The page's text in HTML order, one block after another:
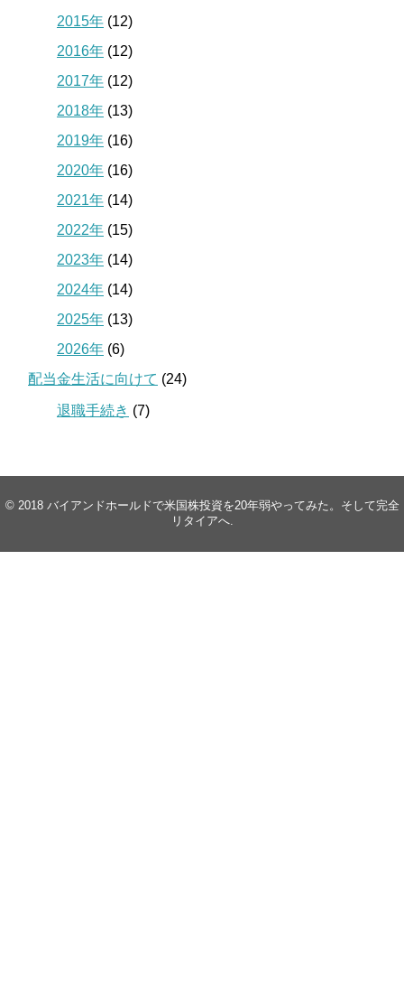
2015年 (12)
2016年 (12)
2017年 (12)
2018年 (13)
2019年 (16)
2020年 (16)
2021年 (14)
2022年 (15)
2023年 (14)
2024年 (14)
2025年 (13)
2026年 (6)
配当金生活に向けて (24)
退職手続き (7)
© 2018 バイアンドホールドで米国株投資を20年弱やってみた。そして完全
リタイアへ.